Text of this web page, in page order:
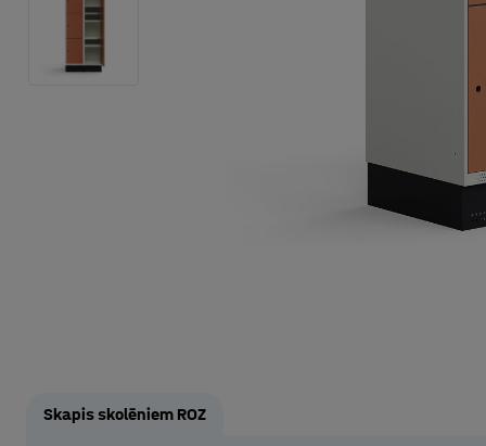
Skapis skolēniem ROZ